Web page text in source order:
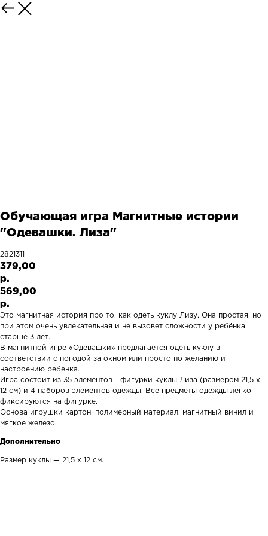
Обучающая игра Магнитные истории
"Одевашки. Лиза"
2821311
379,00
р.
569,00
р.
Это магнитная история про то, как одеть куклу Лизу. Она простая, но
при этом очень увлекательная и не вызовет сложности у ребёнка
старше 3 лет.
В магнитной игре «Одевашки» предлагается одеть куклу в
соответствии с погодой за окном или просто по желанию и
настроению ребенка.
Игра состоит из 35 элементов - фигурки куклы Лиза (размером 21,5 х
12 см) и 4 наборов элементов одежды. Все предметы одежды легко
фиксируются на фигурке.
Основа игрушки картон, полимерный материал, магнитный винил и
мягкое железо.
Дополнительно
Размер куклы — 21,5 х 12 см.